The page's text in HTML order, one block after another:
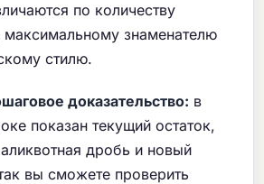
по количеству
максимальному знаменателю
стилю.
доказательство: в
показан текущий остаток,
дробь и новый
вы сможете проверить